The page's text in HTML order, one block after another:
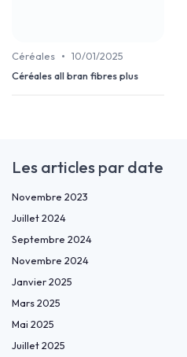
Céréales • 10/01/2025
Céréales all bran fibres plus
Les articles par date
Novembre 2023
Juillet 2024
Septembre 2024
Novembre 2024
Janvier 2025
Mars 2025
Mai 2025
Juillet 2025